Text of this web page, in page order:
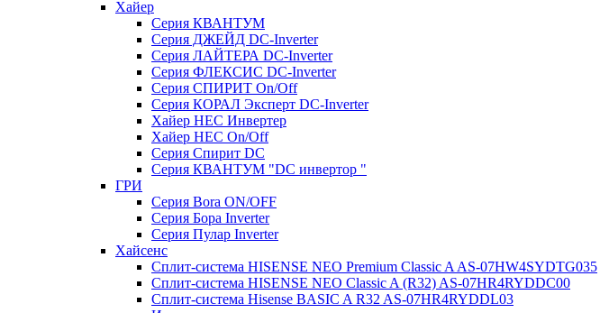
Хайер
Серия КВАНТУМ
Серия ДЖЕЙД DC-Inverter
Серия ЛАЙТЕРА DC-Inverter
Серия ФЛЕКСИС DC-Inverter
Серия СПИРИТ On/Off
Серия КОРАЛ Эксперт DC-Inverter
Хайер HEC Инвертер
Хайер HEC On/Off
Серия Спирит DC
Серия КВАНТУМ "DC инвертор "
ГРИ
Серия Bora ON/OFF
Серия Бора Inverter
Серия Пулар Inverter
Хайсенс
Сплит-система HISENSE NEO Premium Classic A AS-07HW4SYDTG035
Сплит-система HISENSE NEO Classic A (R32) AS-07HR4RYDDC00
Сплит-система Hisense BASIC A R32 AS-07HR4RYDDL03